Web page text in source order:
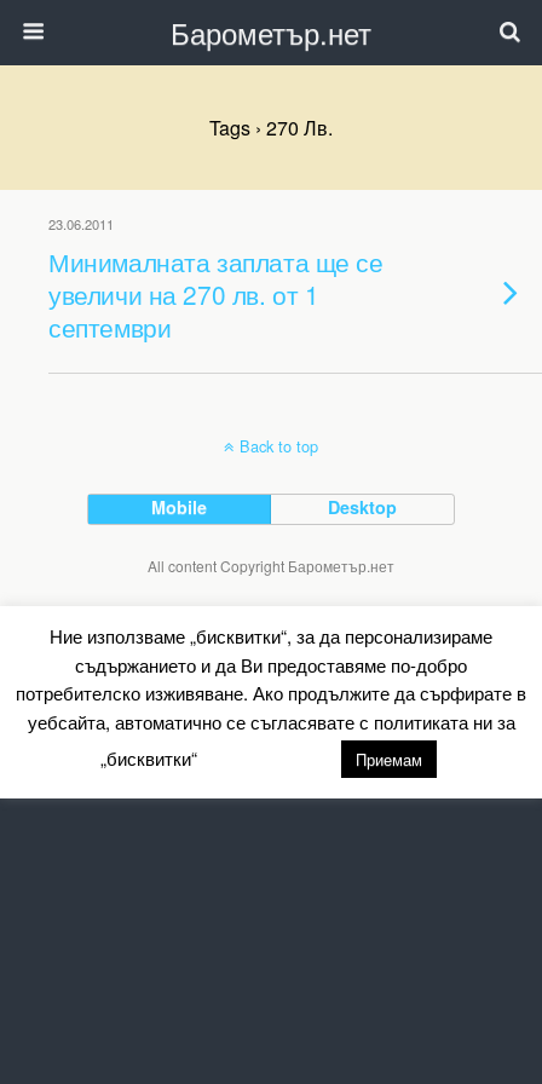
Барометър.нет
Tags › 270 Лв.
23.06.2011
Минималната заплата ще се
увеличи на 270 лв. от 1
септември
Back to top
Mobile Desktop
All content Copyright Барометър.нет
Ние използваме „бисквитки“, за да персонализираме
съдържанието и да Ви предоставяме по-добро
потребителско изживяване. Ако продължите да сърфирате в
уебсайта, автоматично се съгласявате с политиката ни за
„бисквитки“
Приемам